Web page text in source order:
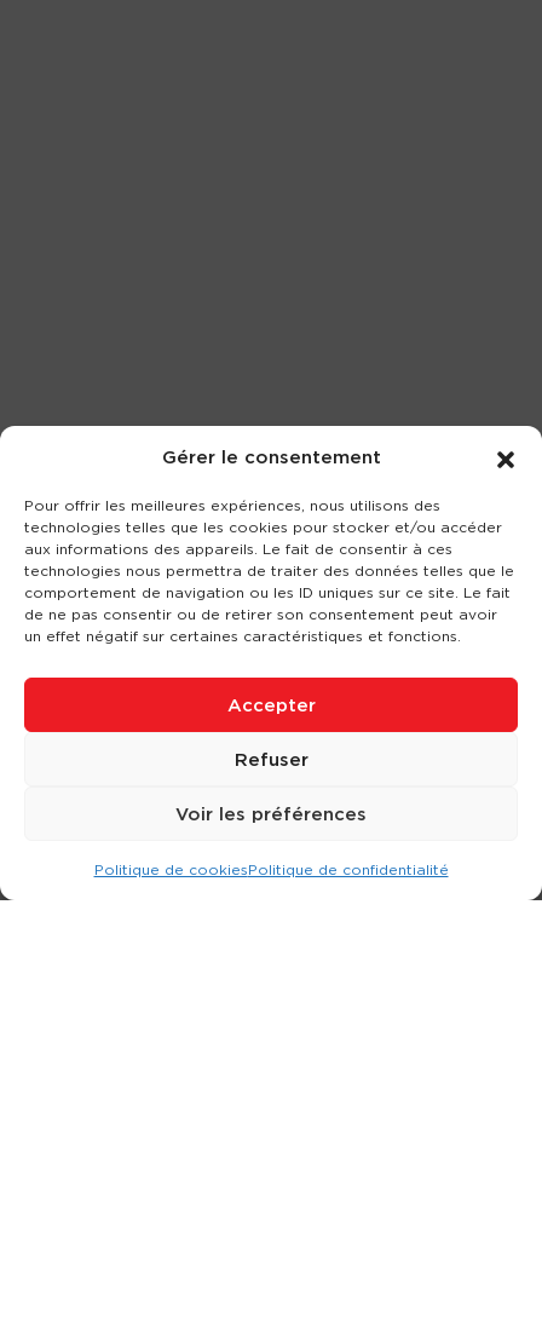
Gérer le consentement
Pour offrir les meilleures expériences, nous utilisons des
technologies telles que les cookies pour stocker et/ou accéder
aux informations des appareils. Le fait de consentir à ces
technologies nous permettra de traiter des données telles que le
comportement de navigation ou les ID uniques sur ce site. Le fait
de ne pas consentir ou de retirer son consentement peut avoir
un effet négatif sur certaines caractéristiques et fonctions.
Accepter
Refuser
Voir les préférences
Politique de cookiesPolitique de confidentialité